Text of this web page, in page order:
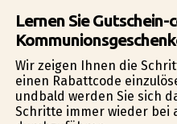
Lernen Sie
Wir zeigen Ihnen die
einen Rabattcode
undbald werden Sie sich
Schritte immer wieder bei